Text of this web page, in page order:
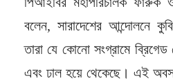
বলেন, সারাদেশের আন্দোলনে
তারা যে কোনো সংগ্রামে
এবং ঢাল হয়ে থেকেছে। এই